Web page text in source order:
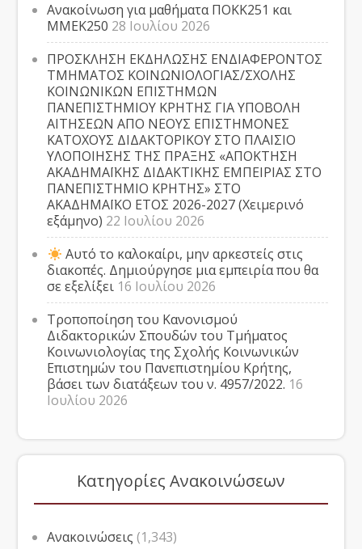
Ανακοίνωση για μαθήματα ΠΟΚΚ251 και
ΜΜΕΚ250 28 Ιουλίου 2026
ΠΡΟΣΚΛΗΣΗ ΕΚΔΗΛΩΣΗΣ ΕΝΔΙΑΦΕΡΟΝΤΟΣ
ΤΜΗΜΑΤΟΣ ΚΟΙΝΩΝΙΟΛΟΓΙΑΣ/ΣΧΟΛΗΣ
ΚΟΙΝΩΝΙΚΩΝ ΕΠΙΣΤΗΜΩΝ
ΠΑΝΕΠΙΣΤΗΜΙΟΥ ΚΡΗΤΗΣ ΓΙΑ ΥΠΟΒΟΛΗ
ΑΙΤΗΣΕΩΝ ΑΠΟ ΝΕΟΥΣ ΕΠΙΣΤΗΜΟΝΕΣ
ΚΑΤΟΧΟΥΣ ΔΙΔΑΚΤΟΡΙΚΟΥ ΣΤΟ ΠΛΑΙΣΙΟ
ΥΛΟΠΟΙΗΣΗΣ ΤΗΣ ΠΡΑΞΗΣ «ΑΠΟΚΤΗΣΗ
ΑΚΑΔΗΜΑΪΚΗΣ ΔΙΔΑΚΤΙΚΗΣ ΕΜΠΕΙΡΙΑΣ ΣΤΟ
ΠΑΝΕΠΙΣΤΗΜΙΟ ΚΡΗΤΗΣ» ΣΤΟ
ΑΚΑΔΗΜΑΪΚΟ ΕΤΟΣ 2026-2027 (Χειμερινό
εξάμηνο) 22 Ιουλίου 2026
Αυτό το καλοκαίρι, μην αρκεστείς στις
διακοπές. Δημιούργησε μια εμπειρία που θα
σε εξελίξει 16 Ιουλίου 2026
Τροποποίηση του Κανονισμού
Διδακτορικών Σπουδών του Τμήματος
Κοινωνιολογίας της Σχολής Κοινωνικών
Επιστημών του Πανεπιστημίου Κρήτης,
βάσει των διατάξεων του ν. 4957/2022. 16
Ιουλίου 2026
Κατηγορίες Ανακοινώσεων
Ανακοινώσεις (1,343)